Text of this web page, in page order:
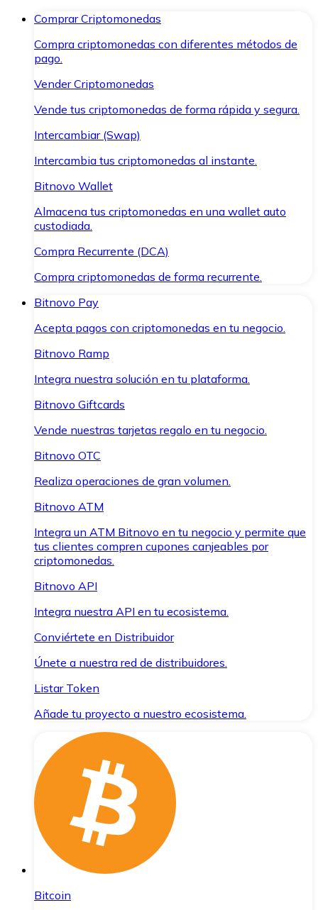
Comprar Criptomonedas
Compra criptomonedas con diferentes métodos de
pago.
Vender Criptomonedas
Vende tus criptomonedas de forma rápida y segura.
Intercambiar (Swap)
Intercambia tus criptomonedas al instante.
Bitnovo Wallet
Almacena tus criptomonedas en una wallet auto
custodiada.
Compra Recurrente (DCA)
Compra criptomonedas de forma recurrente.
Bitnovo Pay
Acepta pagos con criptomonedas en tu negocio.
Bitnovo Ramp
Integra nuestra solución en tu plataforma.
Bitnovo Giftcards
Vende nuestras tarjetas regalo en tu negocio.
Bitnovo OTC
Realiza operaciones de gran volumen.
Bitnovo ATM
Integra un ATM Bitnovo en tu negocio y permite que
tus clientes compren cupones canjeables por
criptomonedas.
Bitnovo API
Integra nuestra API en tu ecosistema.
Conviértete en Distribuidor
Únete a nuestra red de distribuidores.
Listar Token
Añade tu proyecto a nuestro ecosistema.
Bitcoin